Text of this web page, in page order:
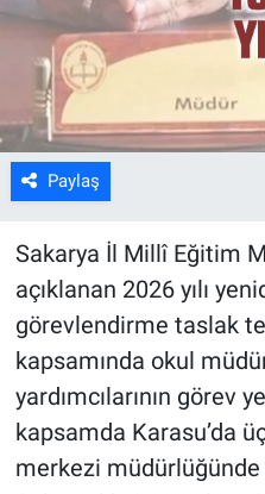
Paylaş
Sakarya İl Millî Eğitim
açıklanan 2026 yılı
görevlendirme taslak
kapsamında okul
yardımcılarının görev
kapsamda Karasu’da
merkezi